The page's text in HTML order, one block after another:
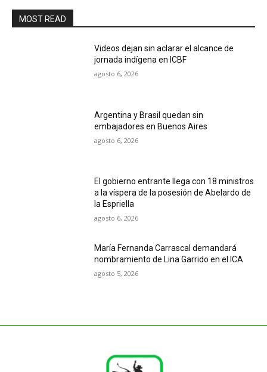
MOST READ
Videos dejan sin aclarar el alcance de
jornada indígena en ICBF
agosto 6, 2026
Argentina y Brasil quedan sin
embajadores en Buenos Aires
agosto 6, 2026
El gobierno entrante llega con 18 ministros
a la víspera de la posesión de Abelardo de
la Espriella
agosto 6, 2026
María Fernanda Carrascal demandará
nombramiento de Lina Garrido en el ICA
agosto 5, 2026